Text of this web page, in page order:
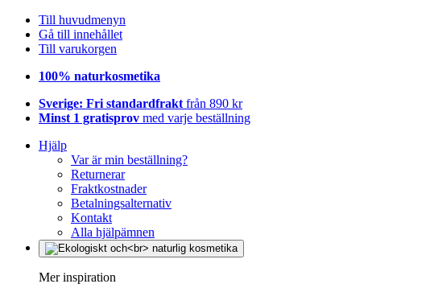
Till huvudmenyn
Gå till innehållet
Till varukorgen
100% naturkosmetika
Sverige: Fri standardfrakt från 890 kr
Minst 1 gratisprov med varje beställning
Hjälp
Var är min beställning?
Returnerar
Fraktkostnader
Betalningsalternativ
Kontakt
Alla hjälpämnen
Mer inspiration